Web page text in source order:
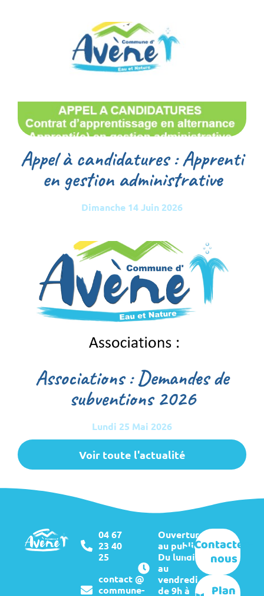
Appel à candidatures : Apprenti
en gestion administrative
Dimanche 14 Juin 2026
Associations : Demandes de
subventions 2026
Lundi 25 Mai 2026
Voir toute l'actualité
04 67
23 40
25
contact @
commune-
Ouverture
au public :
Du lundi
au
vendredi
de 9h à
Contactez-
nous
Plan